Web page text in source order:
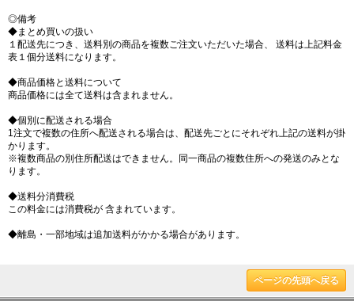
◎備考
◆まとめ買いの扱い
１配送先につき、送料別の商品を複数ご注文いただいた場合、 送料は上記料金
表１個分送料になります。
◆商品価格と送料について
商品価格には全て送料は含まれません。
◆個別に配送される場合
1注文で複数の住所へ配送される場合は、配送先ごとにそれぞれ上記の送料が掛
かります。
※複数商品の別住所配送はできません。同一商品の複数住所への発送のみとな
ります。
◆送料分消費税
この料金には消費税が 含まれています。
◆離島・一部地域は追加送料がかかる場合があります。
ページの先頭へ戻る